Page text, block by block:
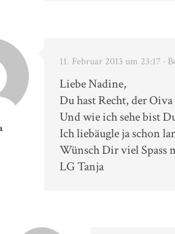
11. Februar 2013 um 23:17 ·
Liebe Nadine,
Du hast Recht, der
Und wie ich sehe bist
Ich liebäugle ja schon
Wünsch Dir viel Spass
LG Tanja